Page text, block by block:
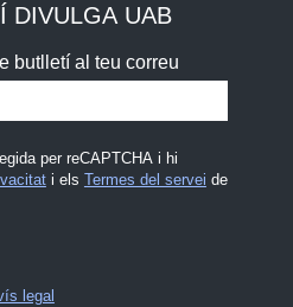
DIVULGA UAB
butlletí al teu correu
per reCAPTCHA i hi
i els Termes del servei de
legal